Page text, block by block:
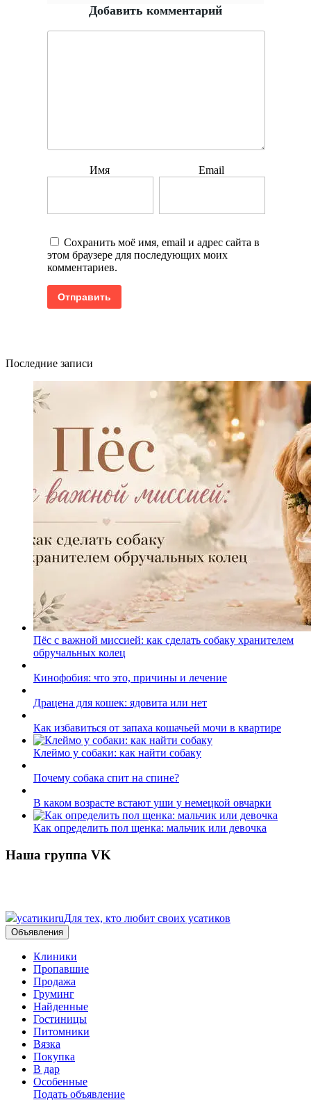
Добавить комментарий
Имя Email
Сохранить моё имя, email и адрес сайта в
этом браузере для последующих моих
комментариев.
Последние записи
Пёс с важной миссией: как сделать собаку хранителем
обручальных колец
Кинофобия: что это, причины и лечение
Драцена для кошек: ядовита или нет
Как избавиться от запаха кошачьей мочи в квартире
Клеймо у собаки: как найти собаку
Почему собака спит на спине?
В каком возрасте встают уши у немецкой овчарки
Как определить пол щенка: мальчик или девочка
Наша группа VK
усатикиruДля тех, кто любит своих усатиков
Объявления
Клиники
Пропавшие
Продажа
Груминг
Найденные
Гостиницы
Питомники
Вязка
Покупка
В дар
Особенные
Подать объявление